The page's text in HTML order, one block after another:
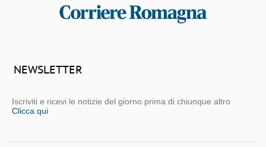
NEWSLETTER
Iscriviti e ricevi le notizie del giorno prima di chiunque altro
Clicca qui